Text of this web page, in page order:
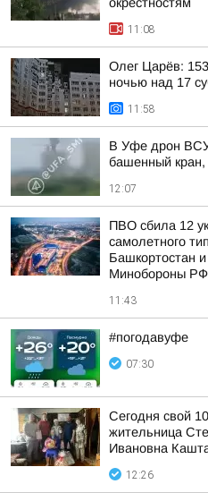
11:08
Олег Царёв:
ночью над 17
11:58
В Уфе дрон
башенный кран,
12:07
ПВО сбила 12
самолетного
Башкортостан
Минобороны РФ
11:43
#погодавуфе
07:30
Сегодня свой
жительница
Ивановна
12:26